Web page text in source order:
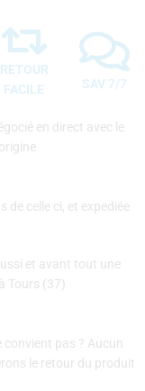
RETOUR
FACILE
SAV 7/7
en direct avec le
de celle ci, et expediée
et avant tout une
Tours (37)
pas ? Aucun
le retour du produit